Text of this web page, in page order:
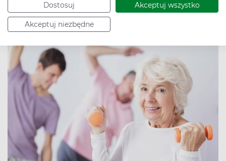
Dostosuj Akceptuj wszystko
Akceptuj niezbędne
Autor:Redakcja Apteline Data publikacji: 25.03.2017